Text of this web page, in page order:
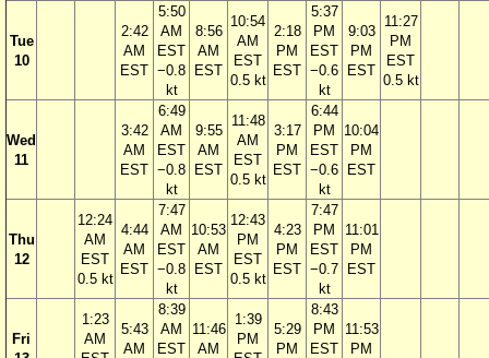
Tue
10
2:42
AM
EST
5:50
AM
EST
−0.8
kt
8:56
AM
EST
10:54
AM
EST
0.5 kt
2:18
PM
EST
5:37
PM
EST
−0.6
kt
9:03
PM
EST
11:27
PM
EST
0.5 kt
Wed
11
3:42
AM
EST
6:49
AM
EST
−0.8
kt
9:55
AM
EST
11:48
AM
EST
0.5 kt
3:17
PM
EST
6:44
PM
EST
−0.6
kt
10:04
PM
EST
Thu
12
12:24
AM
EST
0.5 kt
4:44
AM
EST
7:47
AM
EST
−0.8
kt
10:53
AM
EST
12:43
PM
EST
0.5 kt
4:23
PM
EST
7:47
PM
EST
−0.7
kt
11:01
PM
EST
Fri
1:23
AM
5:43
AM
8:39
AM
EST
11:46
AM
1:39
PM
5:29
PM
8:43
PM
EST
11:53
PM